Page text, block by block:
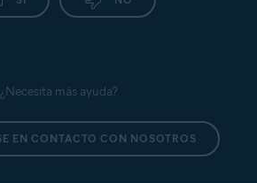
¿Necesita más ayuda?
EN CONTACTO CON NOSOTROS